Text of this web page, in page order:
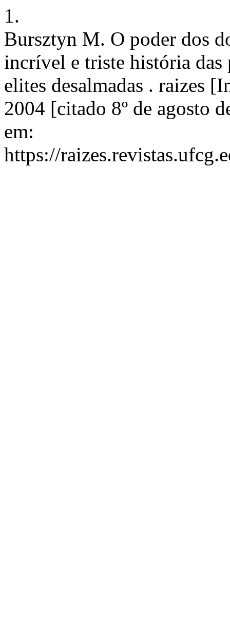
1.
Bursztyn M. O poder dos
incrível e triste história das
elites desalmadas . raizes
2004 [citado 8º de agosto
em:
https://